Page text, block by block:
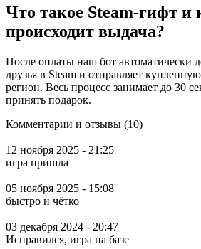
Что такое Steam-гифт и
происходит выдача?
После оплаты наш бот автоматически
друзья в Steam и отправляет
регион. Весь процесс занимает до 30
принять подарок.
Комментарии и отзывы (10)
12 ноября 2025 - 21:25
игра пришла
05 ноября 2025 - 15:08
быстро и чётко
03 декабря 2024 - 20:47
Исправился, игра на базе